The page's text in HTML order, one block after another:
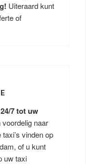
Uiteraard kunt
of
24/7 tot uw
naar
vinden op
of u kunt
uw taxi